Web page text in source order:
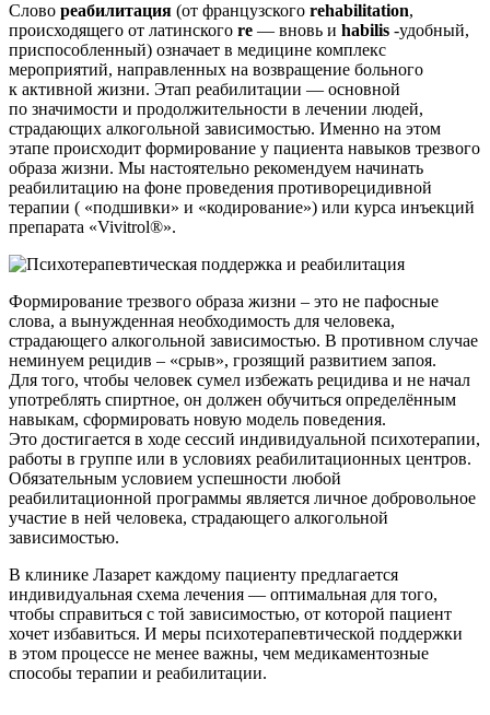
Слово реабилитация (от французского rehabilitation,
происходящего от латинского re — вновь и habilis -удобный,
приспособленный) означает в медицине комплекс
мероприятий, направленных на возвращение больного
к активной жизни. Этап реабилитации — основной
по значимости и продолжительности в лечении людей,
страдающих алкогольной зависимостью. Именно на этом
этапе происходит формирование у пациента навыков трезвого
образа жизни. Мы настоятельно рекомендуем начинать
реабилитацию на фоне проведения противорецидивной
терапии ( «подшивки» и «кодирование») или курса инъекций
препарата «Vivitrol®».
Формирование трезвого образа жизни – это не пафосные
слова, а вынужденная необходимость для человека,
страдающего алкогольной зависимостью. В противном случае
неминуем рецидив – «срыв», грозящий развитием запоя.
Для того, чтобы человек сумел избежать рецидива и не начал
употреблять спиртное, он должен обучиться определённым
навыкам, сформировать новую модель поведения.
Это достигается в ходе сессий индивидуальной психотерапии,
работы в группе или в условиях реабилитационных центров.
Обязательным условием успешности любой
реабилитационной программы является личное добровольное
участие в ней человека, страдающего алкогольной
зависимостью.
В клинике Лазарет каждому пациенту предлагается
индивидуальная схема лечения — оптимальная для того,
чтобы справиться с той зависимостью, от которой пациент
хочет избавиться. И меры психотерапевтической поддержки
в этом процессе не менее важны, чем медикаментозные
способы терапии и реабилитации.